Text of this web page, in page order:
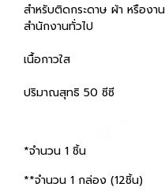
สำหรับติดกระดาษ ผ้า หรือง
สำนักงานทั่วไป
เนื้อกาวใส
ปริมาณสุทธิ 50 ซีซี
*จำนวน 1 ชิ้น
**จำนวน 1 กล่อง (12ชิ้น)